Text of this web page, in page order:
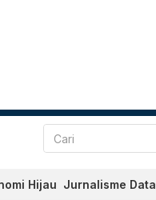
Hijau Jurnalisme Data